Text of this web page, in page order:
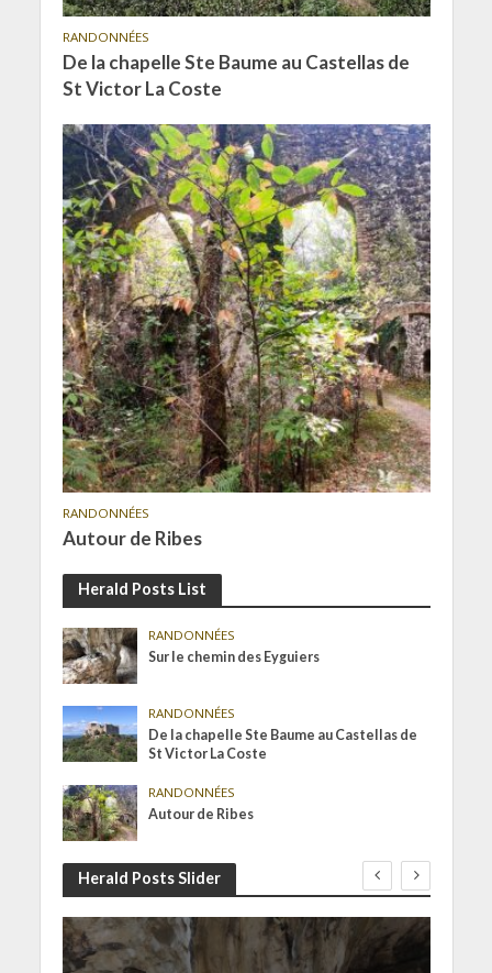
RANDONNÉES
De la chapelle Ste Baume au Castellas de
St Victor La Coste
RANDONNÉES
Autour de Ribes
Herald Posts List
RANDONNÉES
Sur le chemin des Eyguiers
RANDONNÉES
De la chapelle Ste Baume au Castellas de
St Victor La Coste
RANDONNÉES
Autour de Ribes
Herald Posts Slider